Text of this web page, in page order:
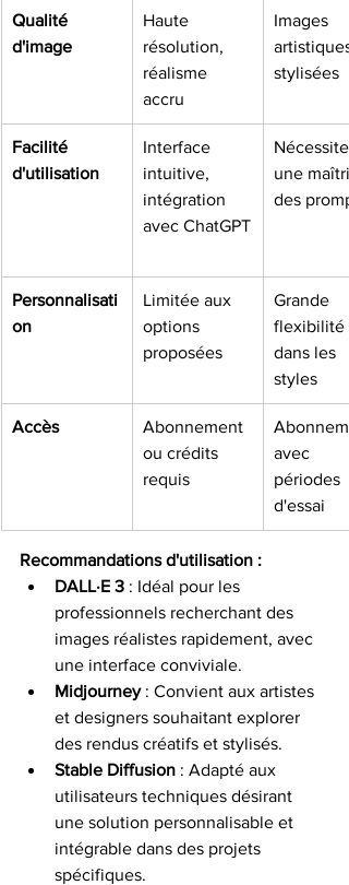
Qualité
d'image
Haute
résolution,
réalisme
accru
Images
stylisées
Facilité
d'utilisation
Interface
intuitive,
intégration
avec ChatGPT
Nécessite
une
des
Personnalisati
on
Limitée aux
options
proposées
Grande
flexibilité
dans les
styles
Accès
Abonnement
ou crédits
requis
avec
périodes
d'essai
Recommandations d'utilisation :
DALL·E 3 : Idéal pour les
professionnels recherchant des
images réalistes rapidement, avec
une interface conviviale.
Midjourney : Convient aux artistes
et designers souhaitant explorer
des rendus créatifs et stylisés.
Stable Diffusion : Adapté aux
utilisateurs techniques désirant
une solution personnalisable et
intégrable dans des projets
spécifiques.